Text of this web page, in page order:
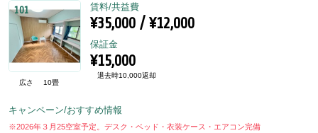
101
広さ 10畳
賃料/共益費
¥35,000 / ¥12,000
保証金
¥15,000
退去時10,000返却
キャンペーン/おすすめ情報
※2026年３月25空室予定。デスク・ベッド・衣装ケース・エアコン完備